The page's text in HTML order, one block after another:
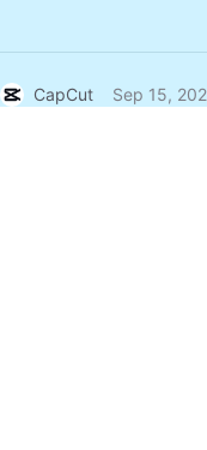
CapCut Sep 15,